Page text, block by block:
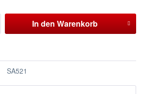
In den Warenkorb
SA521